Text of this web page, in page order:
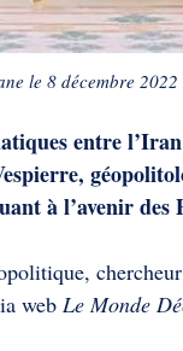
le 8 décembre
entre
à l’avenir
web Le Monde